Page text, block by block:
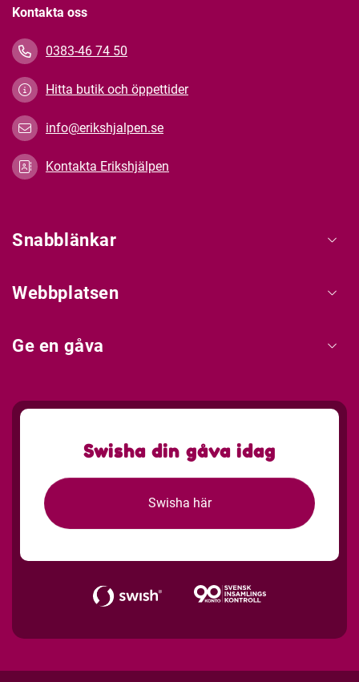
Kontakta oss
0383-46 74 50
Hitta butik och öppettider
info@erikshjalpen.se
Kontakta Erikshjälpen
Snabblänkar
Webbplatsen
Ge en gåva
Swisha din gåva idag
Swisha här